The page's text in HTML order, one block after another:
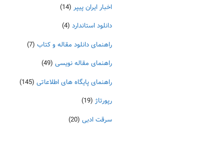
اخبار ایران پیپر (14)
دانلود استاندارد (4)
راهنمای دانلود مقاله و کتاب (7)
راهنمای مقاله نویسی (49)
راهنمای پایگاه های اطلاعاتی (145)
رپورتاژ (19)
سرقت ادبی (20)